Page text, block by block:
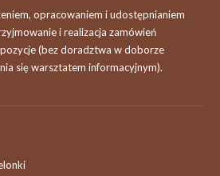
opracowaniem i udostępnianiem
i realizacja zamówień
(bez doradztwa w doborze
się warsztatem informacyjnym).